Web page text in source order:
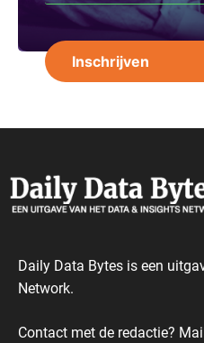
Daily Data Bytes is een
Network.
Contact met de redactie?